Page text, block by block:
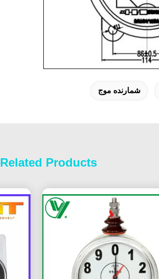
شمارنده موج
Related Products